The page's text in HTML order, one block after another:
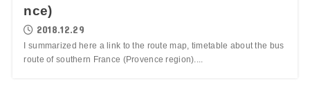
nce)
2018.12.29
I summarized here a link to the route map, timetable about the bus
route of southern France (Provence region)....